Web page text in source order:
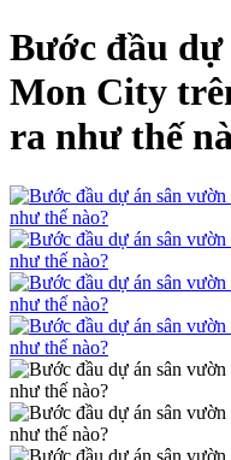
Bước đầu
Mon City
ra như thế